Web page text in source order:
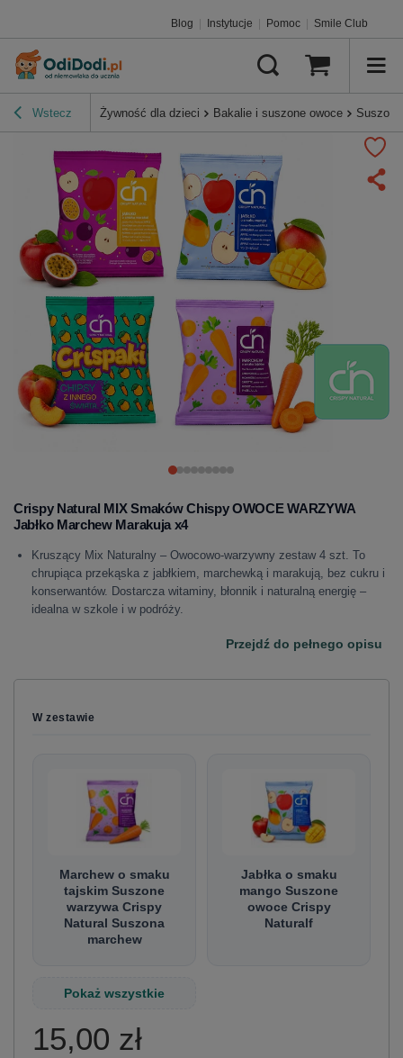
Blog Instytucje Pomoc Smile Club
Wstecz Żywność dla dzieci Bakalie i suszone owoce
Crispy Natural MIX Smaków Chispy OWOCE WARZYWA
Jabłko Marchew Marakuja x4
Kruszący Mix Naturalny – Owocowo‑warzywny zestaw 4 szt. To
chrupiąca przekąska z jabłkiem, marchewką i marakują, bez cukru i
konserwantów. Dostarcza witaminy, błonnik i naturalną energię –
idealna w szkole i w podróży.
Przejdź do pełnego opisu
W zestawie
Marchew o smaku
tajskim Suszone
warzywa Crispy
Natural Suszona
marchew
Jabłka o smaku
mango Suszone
owoce Crispy
Naturalf
Pokaż wszystkie
15,00 zł